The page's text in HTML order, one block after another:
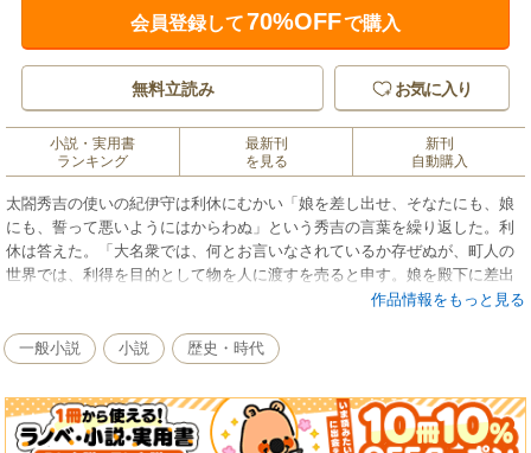
会員登録して70%OFFで購入
無料立読み お気に入り
小説・実用書
ランキング
最新刊
を見る
新刊
自動購入
太閤秀吉の使いの紀伊守は利休にむかい「娘を差し出せ、そなたにも、娘
にも、誓って悪いようにはからわぬ」という秀吉の言葉を繰り返した。利
休は答えた。「大名衆では、何とお言いなされているか存ぜぬが、町人の
世界では、利得を目的として物を人に渡すを売ると申す。娘を殿下に差出
すことは、拙者の利得となり申す。されば、これは売るのでござる。売買
す。平に御辞退……あの人々は、詮（せん）ずるところ、ただの大名衆。
百年の後、二百年の後、三百年の後、名前の残る人々ではござらぬが、拙
も名の残る者でござる」……大坂城を舞台に、秀吉と利休、淀（お茶々）
殿と北政所、利休の娘お吟、石田光成、小西行長ら武将たちがくりひろげ
作品情報をもっと見る
一般小説 小説 歴史・時代